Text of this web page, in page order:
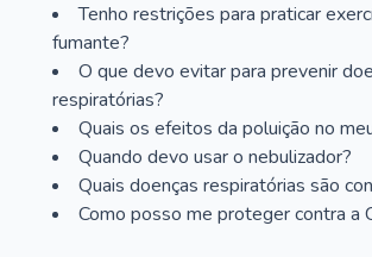
Tenho restrições para praticar
fumante?
O que devo evitar para prevenir
respiratórias?
Quais os efeitos da poluição no
Quando devo usar o nebulizador?
Quais doenças respiratórias são
Como posso me proteger contra a